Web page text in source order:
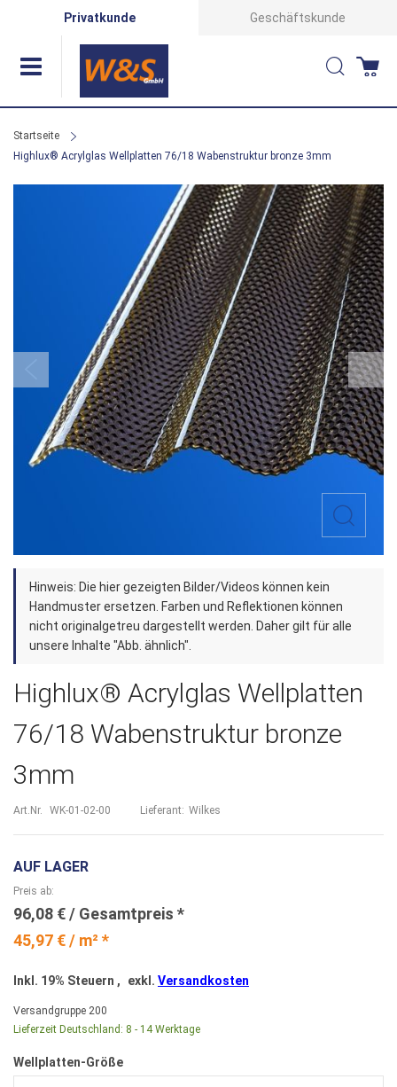
Privatkunde Geschäftskunde
Suche
Startseite
Highlux® Acrylglas Wellplatten 76/18 Wabenstruktur bronze 3mm
Zum
Anfang
der
Bildergalerie
Hinweis: Die hier gezeigten Bilder/Videos können kein
Handmuster ersetzen. Farben und Reflektionen können
nicht originalgetreu dargestellt werden. Daher gilt für alle
unsere Inhalte "Abb. ähnlich".
Highlux® Acrylglas Wellplatten
76/18 Wabenstruktur bronze
3mm
Art.Nr. WK-01-02-00 Lieferant: Wilkes
AUF LAGER
45,97 € / m² *
Preis ab
96,08 €
Inkl. 19% Steuern , exkl. Versandkosten
Versandgruppe 200
Lieferzeit Deutschland: 8 - 14 Werktage
Wellplatten-Größe